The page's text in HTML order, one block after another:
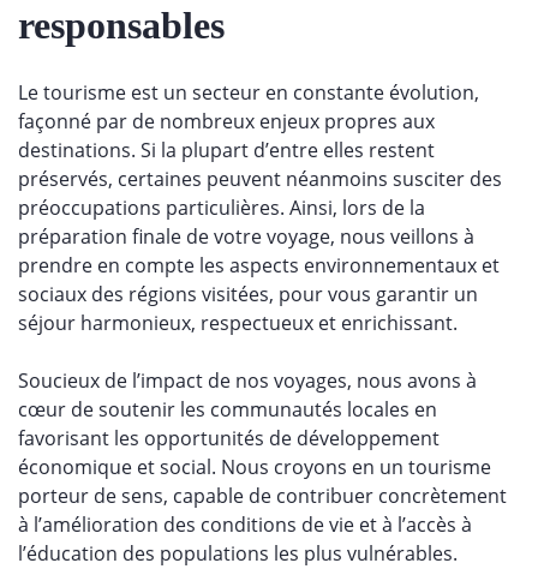
responsables
Le tourisme est un secteur en constante évolution,
façonné par de nombreux enjeux propres aux
destinations. Si la plupart d’entre elles restent
préservés, certaines peuvent néanmoins susciter des
préoccupations particulières. Ainsi, lors de la
préparation finale de votre voyage, nous veillons à
prendre en compte les aspects environnementaux et
sociaux des régions visitées, pour vous garantir un
séjour harmonieux, respectueux et enrichissant.
Soucieux de l’impact de nos voyages, nous avons à
cœur de soutenir les communautés locales en
favorisant les opportunités de développement
économique et social. Nous croyons en un tourisme
porteur de sens, capable de contribuer concrètement
à l’amélioration des conditions de vie et à l’accès à
l’éducation des populations les plus vulnérables.